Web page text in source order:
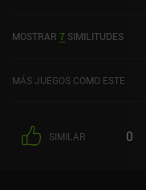
Google Play.
MOSTRAR 7 SIMILITUDES
MÁS JUEGOS COMO ESTE
SIMILAR 0